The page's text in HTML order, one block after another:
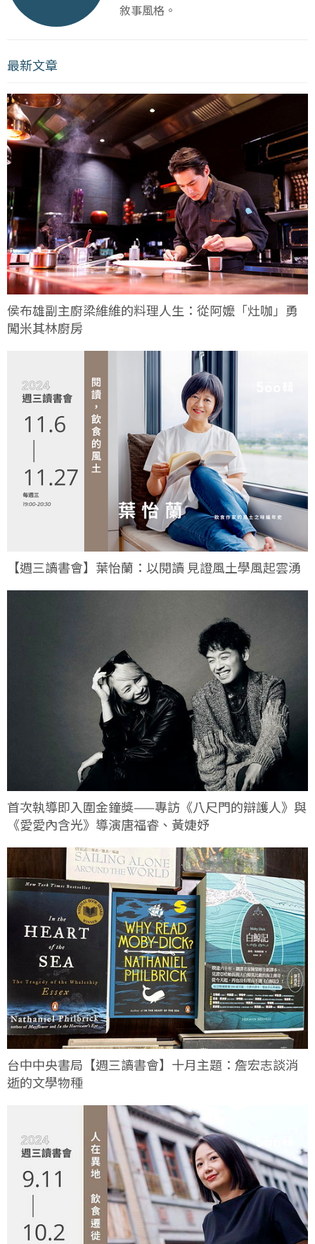
敘事風格。
最新文章
侯布雄副主廚梁維維的料理人生：從阿嬤「灶咖」勇
闖米其林廚房
【週三讀書會】葉怡蘭：以閱讀 見證風土學風起雲湧
首次執導即入圍金鐘獎——專訪《八尺門的辯護人》與
《愛愛內含光》導演唐福睿、黃婕妤
台中中央書局【週三讀書會】十月主題：詹宏志談消
逝的文學物種